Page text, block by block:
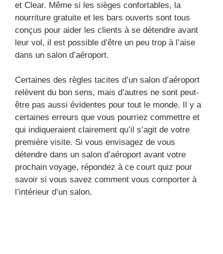
et Clear. Même si les sièges confortables, la
nourriture gratuite et les bars ouverts sont tous
conçus pour aider les clients à se détendre avant
leur vol, il est possible d’être un peu trop à l’aise
dans un salon d’aéroport.
Certaines des règles tacites d’un salon d’aéroport
relèvent du bon sens, mais d’autres ne sont peut-
être pas aussi évidentes pour tout le monde. Il y a
certaines erreurs que vous pourriez commettre et
qui indiqueraient clairement qu’il s’agit de votre
première visite. Si vous envisagez de vous
détendre dans un salon d’aéroport avant votre
prochain voyage, répondez à ce court quiz pour
savoir si vous savez comment vous comporter à
l’intérieur d’un salon.